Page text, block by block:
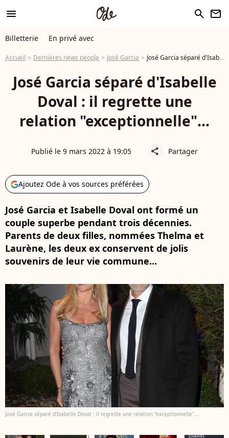
menu search newsletter
Billetterie En privé avec
Accueil Dernières news people José Garcia José Garcia séparé d'Isabelle Doval : il regrette une relation "exceptionnelle"...
José Garcia séparé d'Isabelle
Doval : il regrette une
relation "exceptionnelle"...
Publié le 9 mars 2022 à 19:05 share Partager
Ajoutez Ode à vos sources préférées
José Garcia et Isabelle Doval ont formé un
couple superbe pendant trois décennies.
Parents de deux filles, nommées Thelma et
Laurène, les deux ex conservent de jolis
souvenirs de leur vie commune...
José Garcia séparé d'Isabelle Doval : il regrette une relation "exceptionnelle"...